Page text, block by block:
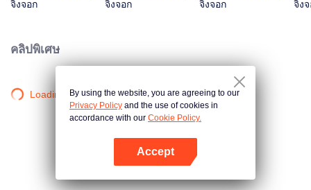
จิ้งจอก
จิ้งจอก
จิ้งจอก
จิ้ง
คลิปพิเศษ
Loading…By using the website, you are agreeing to our
Privacy Policy and the use of cookies in
accordance with our Cookie Policy.
Accept